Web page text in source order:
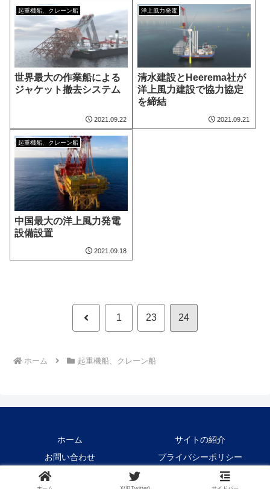
起重機船、クレーン船
世界最大の作業船による
ジャケット撤去システム
2021.09.22
洋上風力発電
清水建設とHeerema社が
洋上風力建設で協力協定
を締結
2021.09.21
起重機船、クレーン船
中国最大の洋上風力発電
設備設置
2021.09.18
前 1 23 24
ホーム 起重機船、クレーン船
ホーム
サイトの紹介
お問い合わせ
プライバシーポリシー
Copyright © 2021-2026 Crane1000 All Rights Reserved.